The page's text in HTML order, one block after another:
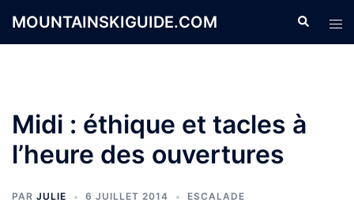
auMOUNTAINSKIGUIDE.COM
le
Midi : éthique et tacles à
l’heure des ouvertures
PAR JULIE 6 JUILLET 2014 ESCALADE